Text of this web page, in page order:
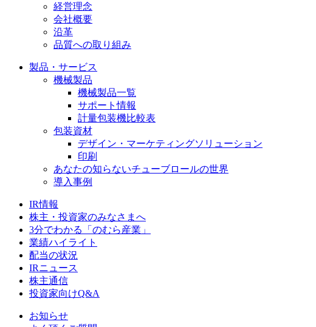
経営理念
会社概要
沿革
品質への取り組み
製品・サービス
機械製品
機械製品一覧
サポート情報
計量包装機比較表
包装資材
デザイン・マーケティングソリューション
印刷
あなたの知らないチューブロールの世界
導入事例
IR情報
株主・投資家のみなさまへ
3分でわかる「のむら産業」
業績ハイライト
配当の状況
IRニュース
株主通信
投資家向けQ&A
お知らせ